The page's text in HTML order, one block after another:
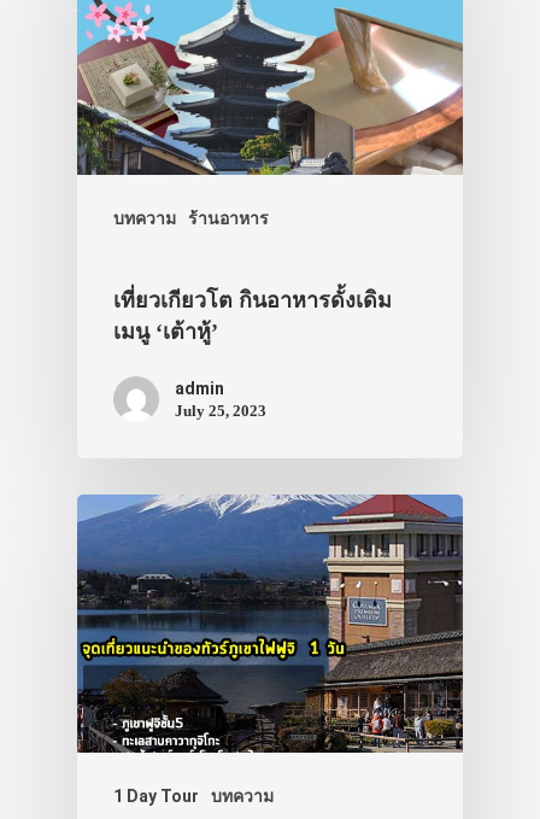
บทความ ร้านอาหาร
เที่ยวเกียวโต กินอาหารดั้งเดิม
เมนู ‘เต้าหู้’
admin
July 25, 2023
1 Day Tour บทความ
ทัวร์
ที่พัก
สาระน่ารู้
VIDEO